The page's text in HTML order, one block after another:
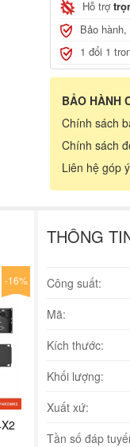
Hỗ trợ
Bảo
1 đổi 1
BẢO HÀNH
Chính sách
Chính sách
Liên hệ góp ý
-16%
THÔNG
Công suất:
Mã:
Kích thước:
Khối lượng:
Xuất xứ:
Tần số đáp